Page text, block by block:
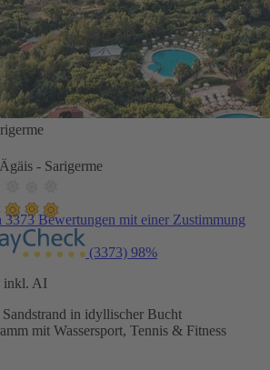
- Sarigerme
3373 Bewertungen mit einer Zustimmung
(3373) 98%
inkl. AI
in idyllischer Bucht
mit Wassersport, Tennis & Fitness